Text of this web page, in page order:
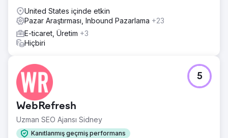
United States içinde etkin
Pazar Araştırması, Inbound Pazarlama +23
E-ticaret, Üretim +3
Hiçbiri
WebRefresh
Uzman SEO Ajansı Sidney
Kanıtlanmış geçmiş performans
5